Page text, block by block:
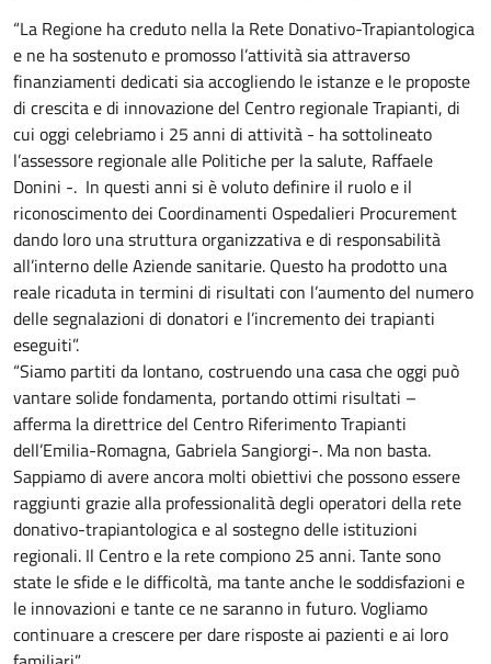
“La Regione ha creduto nella la Rete Donativo-Trapiantologica
e ne ha sostenuto e promosso l’attività sia attraverso
finanziamenti dedicati sia accogliendo le istanze e le proposte
di crescita e di innovazione del Centro regionale Trapianti, di
cui oggi celebriamo i 25 anni di attività - ha sottolineato
l’assessore regionale alle Politiche per la salute, Raffaele
Donini -. In questi anni si è voluto definire il ruolo e il
riconoscimento dei Coordinamenti Ospedalieri Procurement
dando loro una struttura organizzativa e di responsabilità
all’interno delle Aziende sanitarie. Questo ha prodotto una
reale ricaduta in termini di risultati con l’aumento del numero
delle segnalazioni di donatori e l’incremento dei trapianti
eseguiti”.
“Siamo partiti da lontano, costruendo una casa che oggi può
vantare solide fondamenta, portando ottimi risultati –
afferma la direttrice del Centro Riferimento Trapianti
dell’Emilia-Romagna, Gabriela Sangiorgi-. Ma non basta.
Sappiamo di avere ancora molti obiettivi che possono essere
raggiunti grazie alla professionalità degli operatori della rete
donativo-trapiantologica e al sostegno delle istituzioni
regionali. Il Centro e la rete compiono 25 anni. Tante sono
state le sfide e le difficoltà, ma tante anche le soddisfazioni e
le innovazioni e tante ce ne saranno in futuro. Vogliamo
continuare a crescere per dare risposte ai pazienti e ai loro